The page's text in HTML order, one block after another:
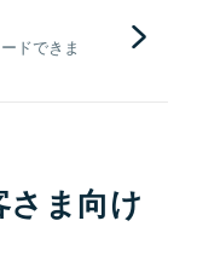
ドできま
さま向け